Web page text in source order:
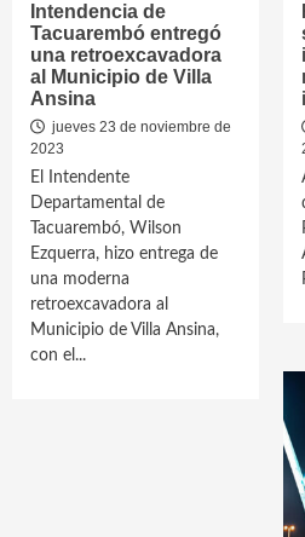
Intendencia de
Tacuarembó entregó
una retroexcavadora
al Municipio de Villa
Ansina
jueves 23 de noviembre de
2023
El Intendente
Departamental de
Tacuarembó, Wilson
Ezquerra, hizo entrega de
una moderna
retroexcavadora al
Municipio de Villa Ansina,
con el...